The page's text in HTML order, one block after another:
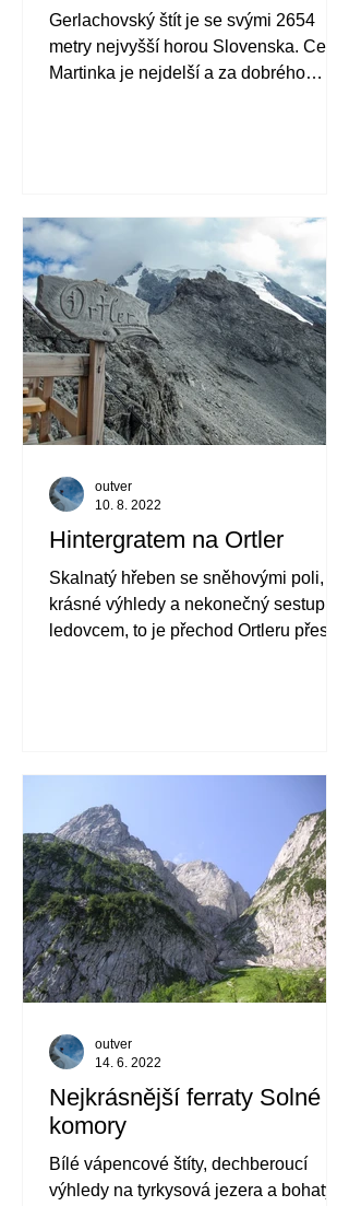
Gerlachovský štít je se svými 2654
metry nejvyšší horou Slovenska. Cesta
Martinka je nejdelší a za dobrého
Hintergratem na Ortler
Skalnatý hřeben se sněhovými poli,
krásné výhledy a nekonečný sestup
ledovcem, to je přechod Ortleru přes
outver
10. 8. 2022
Nejkrásnější ferraty Solné
komory
Bílé vápencové štíty, dechberoucí
výhledy na tyrkysová jezera a bohatý
outver
14. 6. 2022